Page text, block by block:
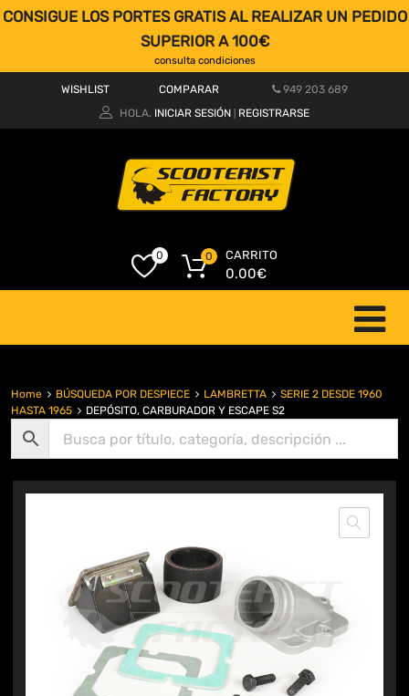
CONSIGUE LOS PORTES GRATIS AL REALIZAR UN PEDIDO
SUPERIOR A 100€
consulta condiciones
WISHLIST COMPARAR
949 203 689
HOLA. INICIAR SESIÓN REGISTRARSE
0 CARRITO
0.00€
0
Home BÚSQUEDA POR DESPIECE LAMBRETTA
SERIE 2 DESDE 1960
HASTA 1965
DEPÓSITO, CARBURADOR Y ESCAPE S2